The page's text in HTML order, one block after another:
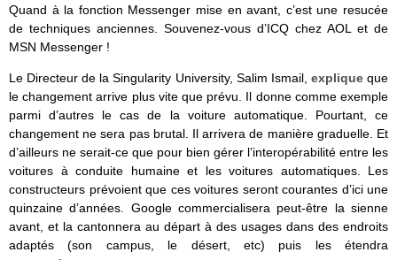
Quand à la fonction Messenger mise en avant, c’est une resucée
de techniques anciennes. Souvenez-vous d’ICQ chez AOL et de
MSN Messenger !
Le Directeur de la Singularity University, Salim Ismail, expliqueque
le changement arrive plus vite que prévu. Il donne comme exemple
parmi d’autres le cas de la voiture automatique. Pourtant, ce
changement ne sera pas brutal. Il arrivera de manière graduelle. Et
d’ailleurs ne serait-ce que pour bien gérer l’interopérabilité entre les
voitures à conduite humaine et les voitures automatiques. Les
constructeurs prévoient que ces voitures seront courantes d’ici une
quinzaine d’années. Google commercialisera peut-être la sienne
avant, et la cantonnera au départ à des usages dans des endroits
adaptés (son campus, le désert, etc) puis les étendra